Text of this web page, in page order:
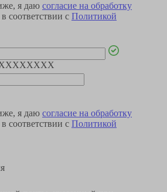
я даю согласие на обработку
в соответствии с Политикой
я даю согласие на обработку
в соответствии с Политикой